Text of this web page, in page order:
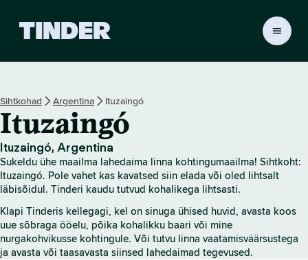
r
i
a
a
l
e
t
Sihtkohad Argentina Ituzaingó
Ituzaingó
Ituzaingó, Argentina
Sukeldu ühe maailma lahedaima linna kohtingumaailma! Sihtkoht:
Ituzaingó. Pole vahet kas kavatsed siin elada või oled lihtsalt
läbisõidul. Tinderi kaudu tutvud kohalikega lihtsasti.
Klapi Tinderis kellegagi, kel on sinuga ühised huvid, avasta koos
uue sõbraga ööelu, põika kohalikku baari või mine
nurgakohvikusse kohtingule. Või tutvu linna vaatamisväärsustega
ja avasta või taasavasta siinsed lahedaimad tegevused.